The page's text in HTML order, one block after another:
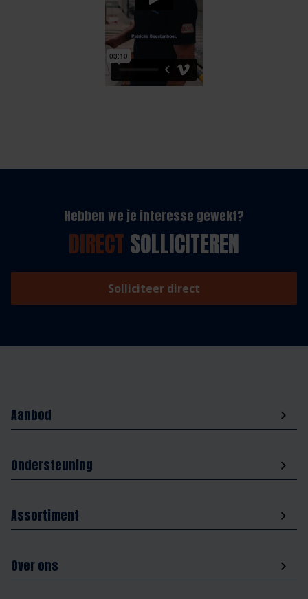
Hebben we je interesse gewekt?
DIRECT SOLLICITEREN
Solliciteer direct
Aanbod
Ondersteuning
Assortiment
Over ons